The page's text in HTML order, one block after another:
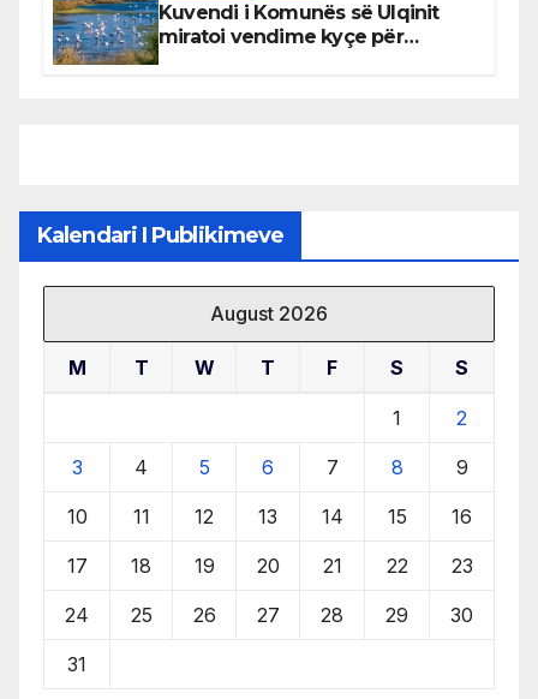
Kuvendi i Komunës së Ulqinit
miratoi vendime kyçe për
Kalendari I Publikimeve
August 2026
M T W T F S S
1 2
3 4 5 6 7 8 9
10 11 12 13 14 15 16
17 18 19 20 21 22 23
24 25 26 27 28 29 30
31